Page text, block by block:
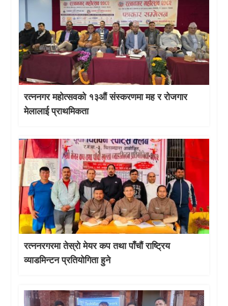
रत्ननगर महोत्सवको १३औं संस्करणमा मह र रोजगार
मेलालाई प्राथमिकता
रत्ननरगरमा तेस्राे मेयर कप तथा पाँचौं राष्ट्रिय
व्याडमिन्टन प्रतियोगिता हुने